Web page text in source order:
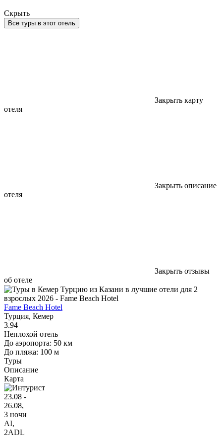
Скрыть
Все туры в этот отель
Закрыть карту
отеля
Закрыть описание
отеля
Закрыть отзывы
об отеле
Fame Beach Hotel
Турция, Кемер
3.94
Неплохой отель
До аэропорта: 50 км
До пляжа: 100 м
Туры
Описание
Карта
23.08 -
26.08,
3 ночи
AI,
2ADL